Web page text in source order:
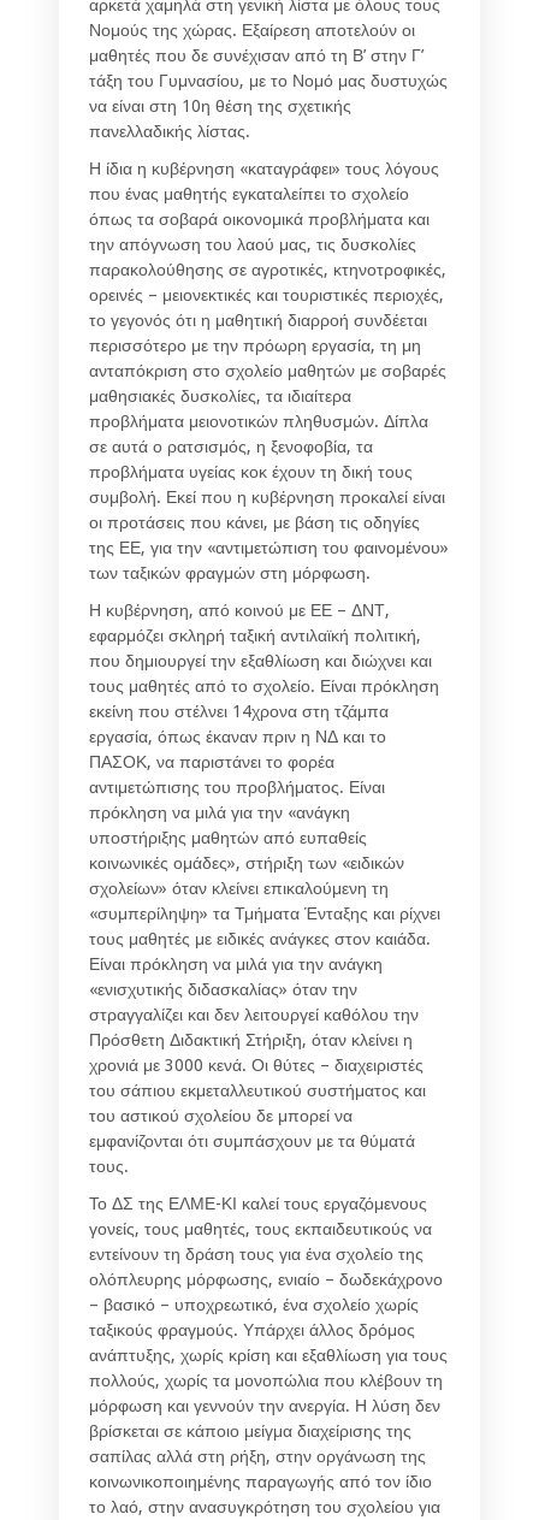
αρκετά χαμηλά στη γενική λίστα με όλους τους
Νομούς της χώρας. Εξαίρεση αποτελούν οι
μαθητές που δε συνέχισαν από τη Β’ στην Γ’
τάξη του Γυμνασίου, με το Νομό μας δυστυχώς
να είναι στη 10η θέση της σχετικής
πανελλαδικής λίστας.
Η ίδια η κυβέρνηση «καταγράφει» τους λόγους
που ένας μαθητής εγκαταλείπει το σχολείο
όπως τα σοβαρά οικονομικά προβλήματα και
την απόγνωση του λαού μας, τις δυσκολίες
παρακολούθησης σε αγροτικές, κτηνοτροφικές,
ορεινές – μειονεκτικές και τουριστικές περιοχές,
το γεγονός ότι η μαθητική διαρροή συνδέεται
περισσότερο με την πρόωρη εργασία, τη μη
ανταπόκριση στο σχολείο μαθητών με σοβαρές
μαθησιακές δυσκολίες, τα ιδιαίτερα
προβλήματα μειονοτικών πληθυσμών. Δίπλα
σε αυτά ο ρατσισμός, η ξενοφοβία, τα
προβλήματα υγείας κοκ έχουν τη δική τους
συμβολή. Εκεί που η κυβέρνηση προκαλεί είναι
οι προτάσεις που κάνει, με βάση τις οδηγίες
της ΕΕ, για την «αντιμετώπιση του φαινομένου»
των ταξικών φραγμών στη μόρφωση.
Η κυβέρνηση, από κοινού με ΕΕ – ΔΝΤ,
εφαρμόζει σκληρή ταξική αντιλαϊκή πολιτική,
που δημιουργεί την εξαθλίωση και διώχνει και
τους μαθητές από το σχολείο. Είναι πρόκληση
εκείνη που στέλνει 14χρονα στη τζάμπα
εργασία, όπως έκαναν πριν η ΝΔ και το
ΠΑΣΟΚ, να παριστάνει το φορέα
αντιμετώπισης του προβλήματος. Είναι
πρόκληση να μιλά για την «ανάγκη
υποστήριξης μαθητών από ευπαθείς
κοινωνικές ομάδες», στήριξη των «ειδικών
σχολείων» όταν κλείνει επικαλούμενη τη
«συμπερίληψη» τα Τμήματα Ένταξης και ρίχνει
τους μαθητές με ειδικές ανάγκες στον καιάδα.
Είναι πρόκληση να μιλά για την ανάγκη
«ενισχυτικής διδασκαλίας» όταν την
στραγγαλίζει και δεν λειτουργεί καθόλου την
Πρόσθετη Διδακτική Στήριξη, όταν κλείνει η
χρονιά με 3000 κενά. Οι θύτες – διαχειριστές
του σάπιου εκμεταλλευτικού συστήματος και
του αστικού σχολείου δε μπορεί να
εμφανίζονται ότι συμπάσχουν με τα θύματά
τους.
Το ΔΣ της ΕΛΜΕ-ΚΙ καλεί τους εργαζόμενους
γονείς, τους μαθητές, τους εκπαιδευτικούς να
εντείνουν τη δράση τους για ένα σχολείο της
ολόπλευρης μόρφωσης, ενιαίο – δωδεκάχρονο
– βασικό – υποχρεωτικό, ένα σχολείο χωρίς
ταξικούς φραγμούς. Υπάρχει άλλος δρόμος
ανάπτυξης, χωρίς κρίση και εξαθλίωση για τους
πολλούς, χωρίς τα μονοπώλια που κλέβουν τη
μόρφωση και γεννούν την ανεργία. Η λύση δεν
βρίσκεται σε κάποιο μείγμα διαχείρισης της
σαπίλας αλλά στη ρήξη, στην οργάνωση της
κοινωνικοποιημένης παραγωγής από τον ίδιο
το λαό, στην ανασυγκρότηση του σχολείου για